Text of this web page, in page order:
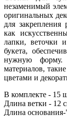
незаменимый
оригинальных
для закрепления
как
лапки, веточки
букета,
нужную форму.
материалов,
цветами и
В комплекте - 15
Длина ветки - 12
Длина